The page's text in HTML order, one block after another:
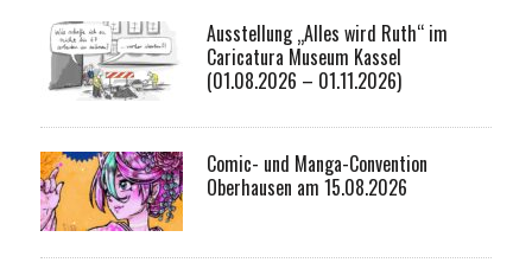
Ausstellung „Alles wird Ruth“ im
Caricatura Museum Kassel
(01.08.2026 – 01.11.2026)
Comic- und Manga-Convention
Oberhausen am 15.08.2026